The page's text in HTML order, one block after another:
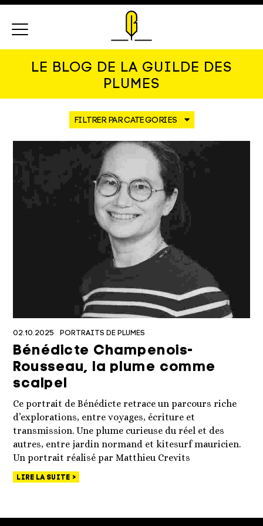
LE BLOG DE LA GUILDE DES
PLUMES
02.10.2025 PORTRAITS DE PLUMES
Bénédicte Champenois-
Rousseau, la plume comme
scalpel
Ce portrait de Bénédicte retrace un parcours riche
d’explorations, entre voyages, écriture et
transmission. Une plume curieuse du réel et des
autres, entre jardin normand et kitesurf mauricien.
Un portrait réalisé par Matthieu Crevits
LIRE LA SUITE